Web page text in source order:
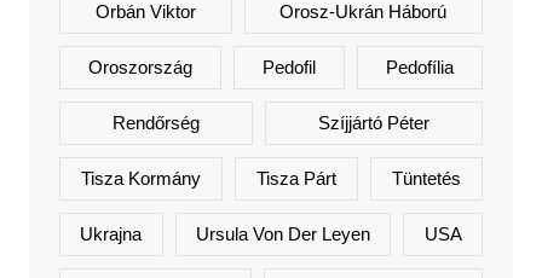
Orbán Viktor Orosz-Ukrán Háború
Oroszország Pedofil Pedofília
Rendőrség Szíjjártó Péter
Tisza Kormány Tisza Párt Tüntetés
Ukrajna Ursula Von Der Leyen USA